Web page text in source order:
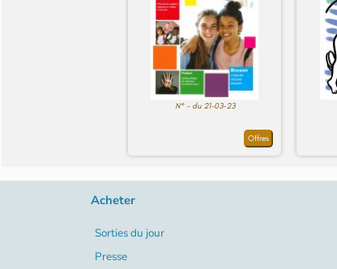
N° - du 21-03-23
Offres
Acheter
Sorties du jour
Presse